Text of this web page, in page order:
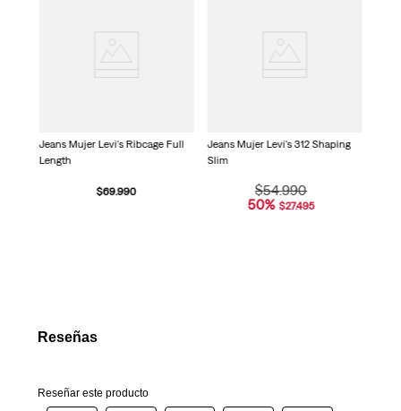
Jeans Mujer Levi's Ribcage Full
Length
$69.990
Jeans Mujer Levi's 312 Shaping
Slim
$54.990
50% $27.495